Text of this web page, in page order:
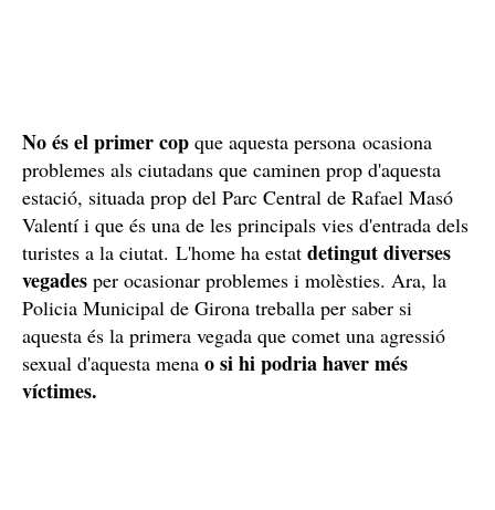
No és el primer cop que aquesta persona ocasiona
problemes als ciutadans que caminen prop d'aquesta
estació, situada prop del Parc Central de Rafael Masó
Valentí i que és una de les principals vies d'entrada dels
turistes a la ciutat. L'home ha estat detingut diverses
vegades per ocasionar problemes i molèsties. Ara, la
Policia Municipal de Girona treballa per saber si
aquesta és la primera vegada que comet una agressió
sexual d'aquesta mena o si hi podria haver més
víctimes.